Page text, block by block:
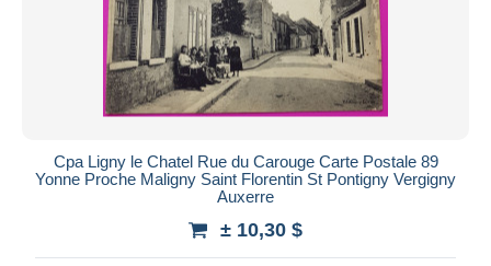
Cpa Ligny le Chatel Rue du Carouge Carte Postale 89
Yonne Proche Maligny Saint Florentin St Pontigny Vergigny
Auxerre
± 10,30 $